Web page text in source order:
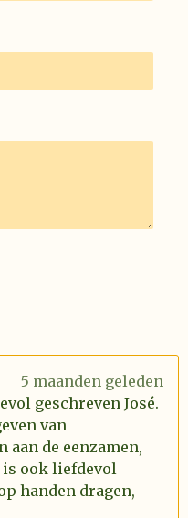
5 maanden geleden
geschreven José.
van
de eenzamen,
is ook liefdevol
handen dragen,